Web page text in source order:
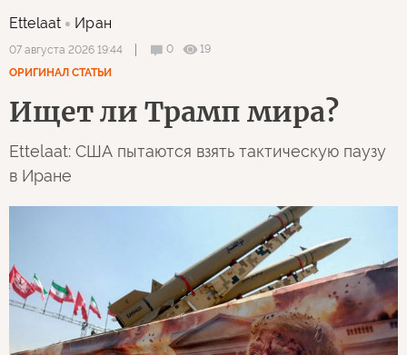
Ettelaat Иран
07 августа 2026 19:44 0
19
ОРИГИНАЛ СТАТЬИ
Ищет ли Трамп мира?
Ettelaat: США пытаются взять тактическую паузу
в Иране